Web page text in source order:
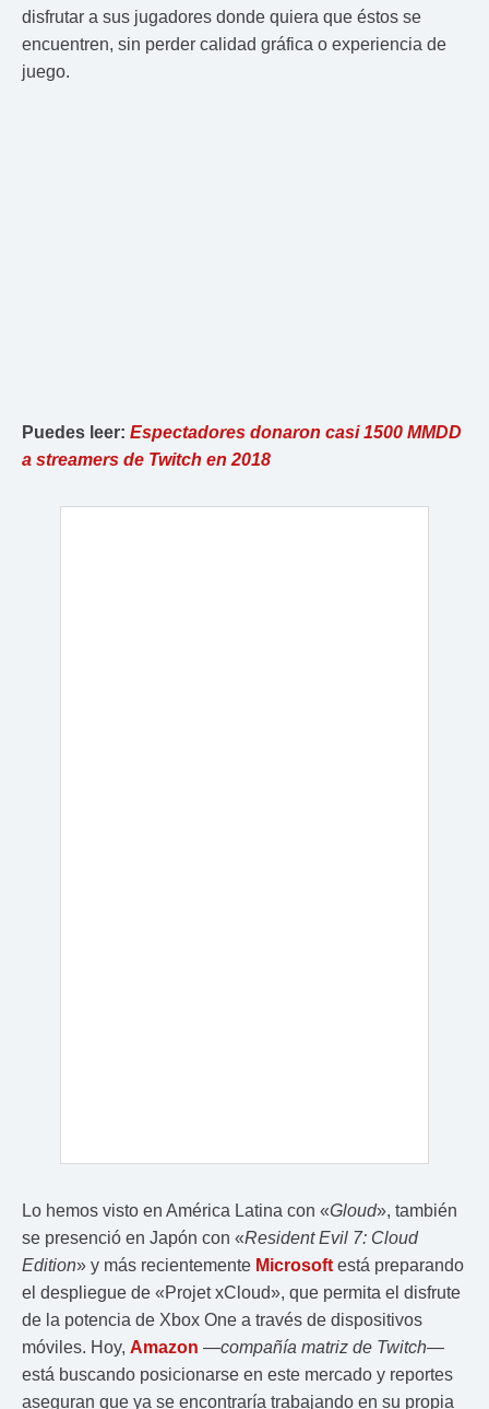
disfrutar a sus jugadores donde quiera que éstos se
encuentren, sin perder calidad gráfica o experiencia de
juego.
Puedes leer: Espectadores donaron casi 1500 MMDD
a streamers de Twitch en 2018
Lo hemos visto en América Latina con «Gloud», también
se presenció en Japón con «Resident Evil 7: Cloud
Edition» y más recientemente Microsoft está preparando
el despliegue de «Projet xCloud», que permita el disfrute
de la potencia de Xbox One a través de dispositivos
móviles. Hoy, Amazon —compañía matriz de Twitch—
está buscando posicionarse en este mercado y reportes
aseguran que ya se encontraría trabajando en su propia